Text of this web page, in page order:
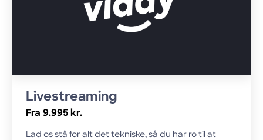
Livestreaming
Fra 9.995 kr.
Lad os stå for alt det tekniske, så du har ro til at